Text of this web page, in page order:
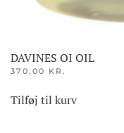
DAVINES OI OIL
370,00 KR.
Tilføj til kurv